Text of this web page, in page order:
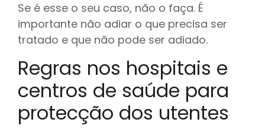
Se é esse o seu caso, não o faça. É
importante não adiar o que precisa ser
tratado e que não pode ser adiado.
Regras nos hospitais e
centros de saúde para
protecção dos utentes